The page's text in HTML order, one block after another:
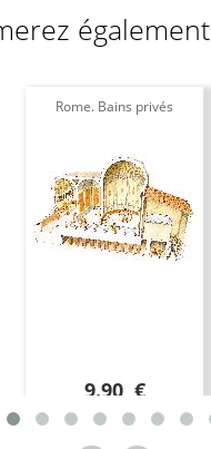
également
Rome. Bains privés
9.90 €